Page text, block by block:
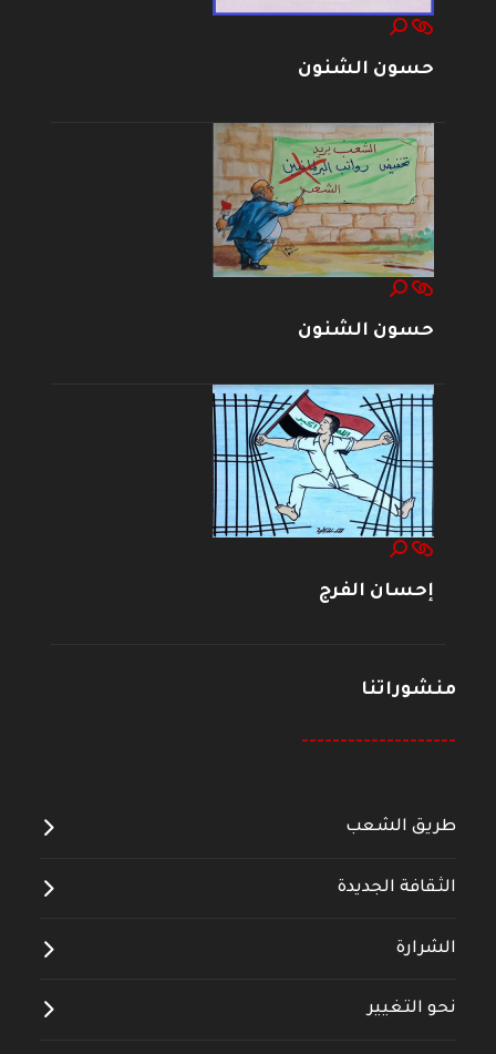
حسون الشنون
حسون الشنون
إحسان الفرج
منشوراتنا
--------------------
طريق الشعب
الثقافة الجديدة
الشرارة
نحو التغيير